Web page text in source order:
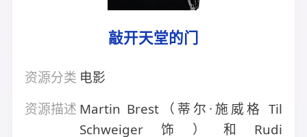
敲开天堂的门
资源分类 电影
资源描述 Martin Brest（蒂尔·施威格 Til
Schweiger饰）和Rudi